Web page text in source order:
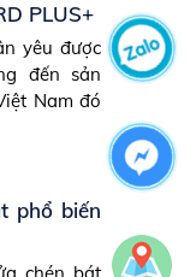
PLUS+
yêu được
đến sản
Nam đó
phổ biến